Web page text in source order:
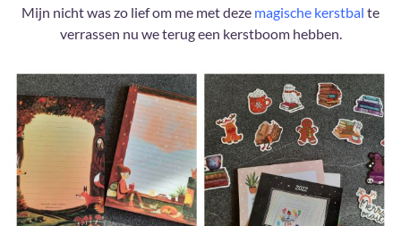
Mijn nicht was zo lief om me met deze magische kerstbal te
verrassen nu we terug een kerstboom hebben.